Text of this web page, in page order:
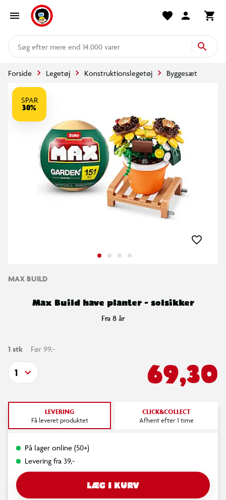
mere end 14.000 varer
Forside Legetøj Konstruktionslegetøj Byggesæt
SPAR
30%
MAX BUILD
Max Build have planter - solsikker
Fra 8 år
1 stk Før 99,-
69,30
1
LEVERING
Få leveret produktet
CLICK&COLLECT
Afhent efter 1 time
På lager online (50+)
Levering fra 39,-
LÆG I KURV